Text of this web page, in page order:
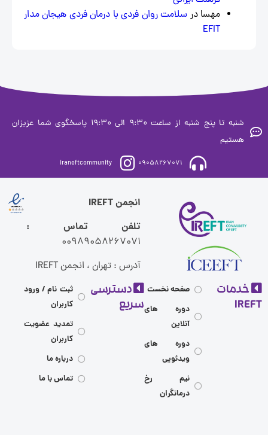
مهسادرسلامت روان فردی با درمان فردی هیجان مدار
شنبه تا پنج شنبه از ساعت 9:30 الی 19:30 پاسخگوی شما عزیزان
09058267071
iraneftcommunity
تلفن تماس :
00989058267071
آدرس : تهران ، انجمن IREFT
صفحه نخست
دوره های
دوره های
ویدئویی
نیم رخ
درمانگران
دسترسی
سریع
ثبت نام / ورود
تمدید عضویت
درباره ما
تماس با ما